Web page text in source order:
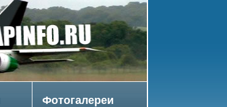
Фотогалереи